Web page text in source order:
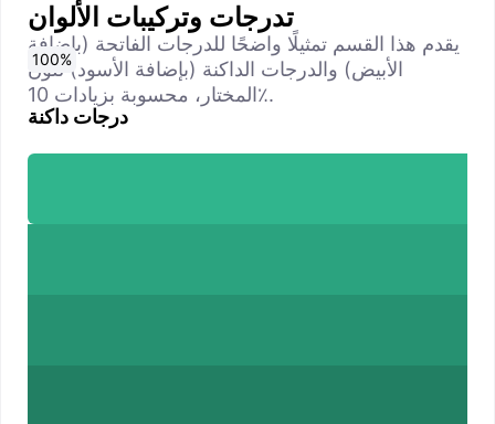
تدرجات وتركيبات الألوان
يقدم هذا القسم تمثيلًا واضحًا للدرجات الفاتحة (بإضافة
الأبيض) والدرجات الداكنة (بإضافة الأسود) للون
المختار، محسوبة بزيادات 10٪.
درجات داكنة
0%
10%
20%
30%
40%
50%
60%
70%
80%
90%
100%